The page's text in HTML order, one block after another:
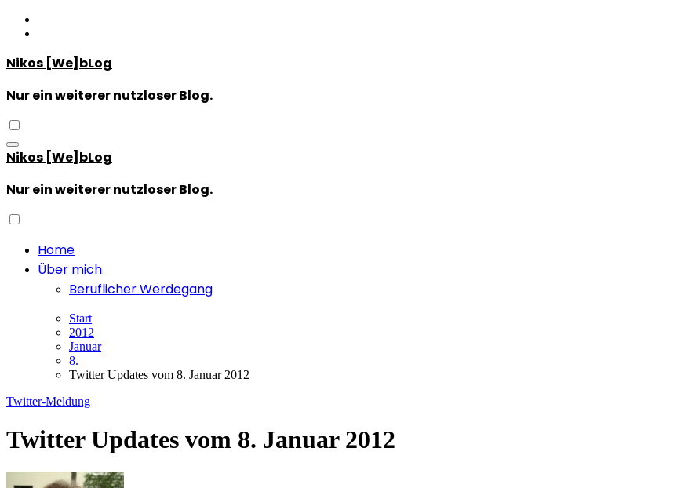
Zum
Inhalt
Nikos [We]bLog
Nur ein weiterer nutzloser Blog.
Nikos [We]bLog
Nur ein weiterer nutzloser Blog.
Home
Über mich
Beruflicher Werdegang
Start
2012
Januar
8.
Twitter Updates vom 8. Januar 2012
Twitter-Meldung
Twitter Updates vom 8. Januar 2012